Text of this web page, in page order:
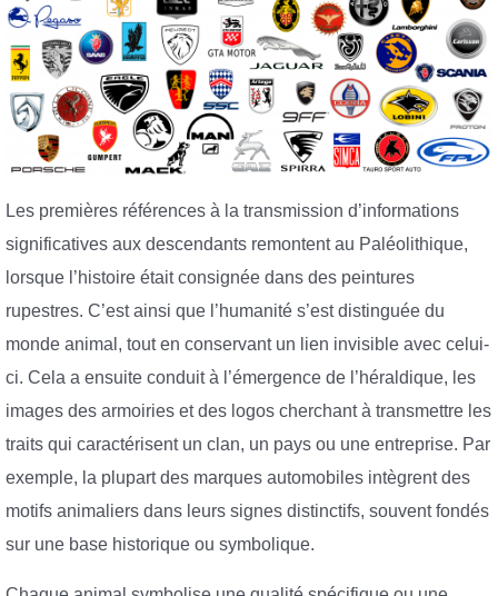
Les premières références à la transmission d’informations
significatives aux descendants remontent au Paléolithique,
lorsque l’histoire était consignée dans des peintures
rupestres. C’est ainsi que l’humanité s’est distinguée du
monde animal, tout en conservant un lien invisible avec celui-
ci. Cela a ensuite conduit à l’émergence de l’héraldique, les
images des armoiries et des logos cherchant à transmettre les
traits qui caractérisent un clan, un pays ou une entreprise. Par
exemple, la plupart des marques automobiles intègrent des
motifs animaliers dans leurs signes distinctifs, souvent fondés
sur une base historique ou symbolique.